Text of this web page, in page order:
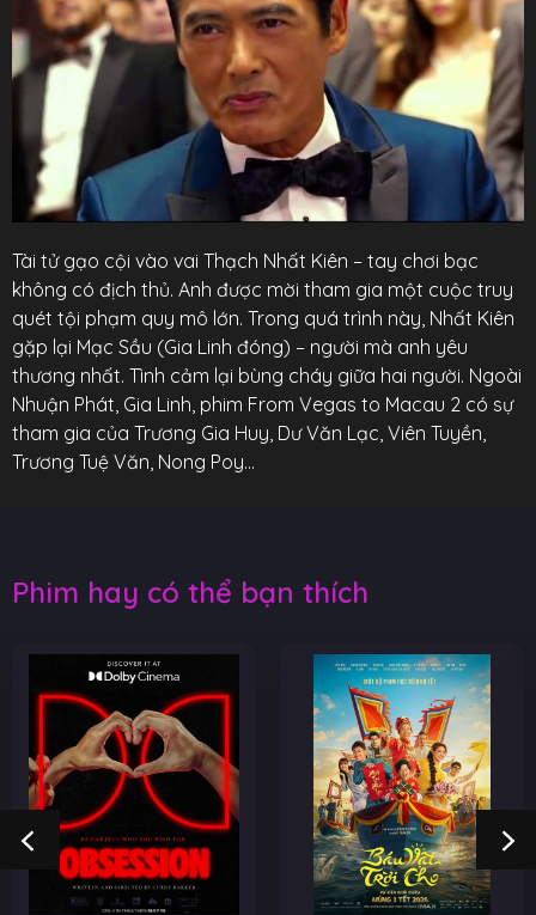
Tài tử gạo cội vào vai Thạch Nhất Kiên – tay chơi bạc
không có địch thủ. Anh được mời tham gia một cuộc truy
quét tội phạm quy mô lớn. Trong quá trình này, Nhất Kiên
gặp lại Mạc Sầu (Gia Linh đóng) – người mà anh yêu
thương nhất. Tình cảm lại bùng cháy giữa hai người. Ngoài
Nhuận Phát, Gia Linh, phim From Vegas to Macau 2 có sự
tham gia của Trương Gia Huy, Dư Văn Lạc, Viên Tuyền,
Trương Tuệ Văn, Nong Poy…
Phim hay có thể bạn thích